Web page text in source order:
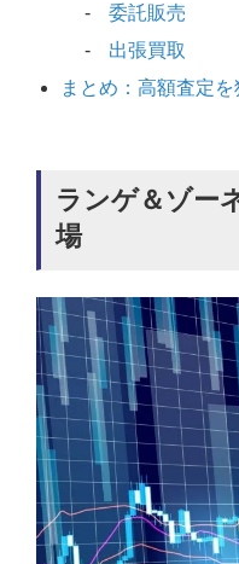
委託販売
出張買取
まとめ：高額査定を
ランゲ＆ゾー
場